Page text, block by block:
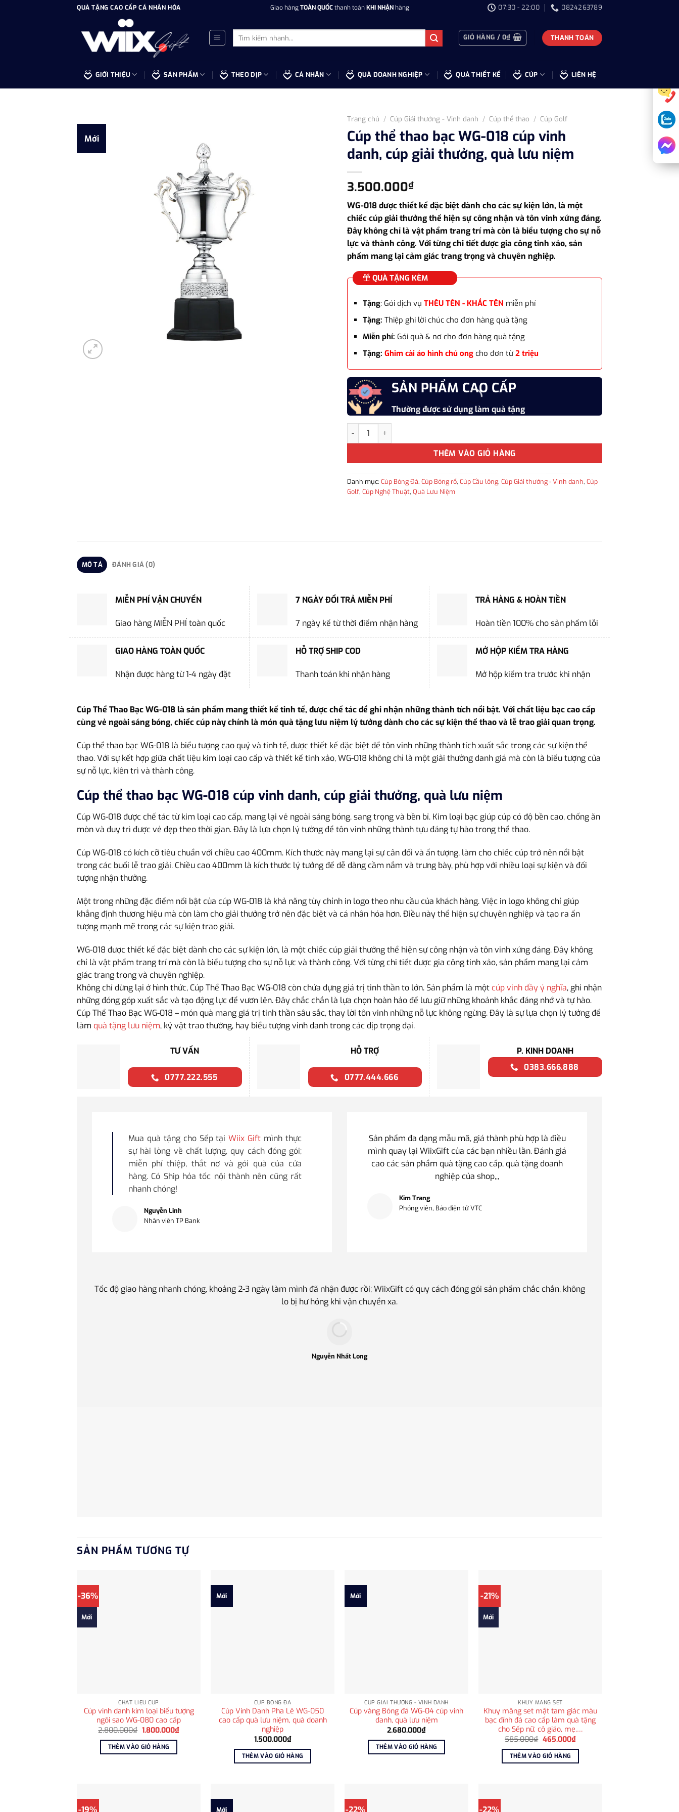
QUÀ TẶNG CAO CẤP CÁ NHÂN HÓA Giao hàngTOÀN QUỐCthanh toánKHI NHẬNhàng 07:30 - 22:00 0824263789
Tìm
kiếm:
GIỎ HÀNG / 0₫ THANH TOÁN
GIỚI THIỆU SẢN PHẨM THEO DỊP CÁ NHÂN QUÀ DOANH NGHIỆP QUÀ THIẾT KẾ CÚP LIÊN HỆ
Mới
Trang chủ / Cúp Giải thưởng - Vinh danh / Cúp thể thao / Cúp Golf
Cúp thể thao bạc WG-018 cúp vinh
danh, cúp giải thưởng, quà lưu niệm
3.500.000₫
WG-018 được thiết kế đặc biệt dành cho các sự kiện lớn, là một
chiếc cúp giải thưởng thể hiện sự công nhận và tôn vinh xứng đáng.
Đây không chỉ là vật phẩm trang trí mà còn là biểu tượng cho sự nỗ
lực và thành công. Với từng chi tiết được gia công tinh xảo, sản
phẩm mang lại cảm giác trang trọng và chuyên nghiệp.
QUÀ TẶNG KÈM
Tặng: Gói dịch vụ THÊU TÊN - KHẮC TÊN miễn phí
Tặng: Thiệp ghi lời chúc cho đơn hàng quà tặng
Miễn phí: Gói quà & nơ cho đơn hàng quà tặng
Tặng: Ghim cài áo hình chú ongcho đơn từ 2 triệu
SẢN PHẨM CAO CẤP
Thường được sử dụng làm quà tặng
Cúp thể thao bạc WG-018 cúp vinh danh, cúp giải thưởng, quà lưu niệm số lượng
THÊM VÀO GIỎ HÀNG
Danh mục: Cúp Bóng Đá, Cúp Bóng rổ, Cúp Cầu lông, Cúp Giải thưởng - Vinh danh, Cúp
Golf, Cúp Nghệ Thuật, Quà Lưu Niệm
MÔ TẢ ĐÁNH GIÁ (0)
MIỄN PHÍ VẬN CHUYỂN
Giao hàng MIỄN PHÍ toàn quốc
7 NGÀY ĐỔI TRẢ MIỄN PHÍ
7 ngày kể từ thời điểm nhận hàng
TRẢ HÀNG & HOÀN TIỀN
Hoàn tiền 100% cho sản phẩm lỗi
GIAO HÀNG TOÀN QUỐC
Nhận được hàng từ 1-4 ngày đặt
HỖ TRỢ SHIP COD
Thanh toán khi nhận hàng
MỞ HỘP KIỂM TRA HÀNG
Mở hộp kiểm tra trước khi nhận
Cúp Thể Thao Bạc WG-018 là sản phẩm mang thiết kế tinh tế, được chế tác để ghi nhận những thành tích nổi bật. Với chất liệu bạc cao cấp
cùng vẻ ngoài sáng bóng, chiếc cúp này chính là món quà tặng lưu niệm lý tưởng dành cho các sự kiện thể thao và lễ trao giải quan trọng.
Cúp thể thao bạc WG-018 là biểu tượng cao quý và tinh tế, được thiết kế đặc biệt để tôn vinh những thành tích xuất sắc trong các sự kiện thể
thao. Với sự kết hợp giữa chất liệu kim loại cao cấp và thiết kế tinh xảo, WG-018 không chỉ là một giải thưởng danh giá mà còn là biểu tượng của
sự nỗ lực, kiên trì và thành công.
Cúp thể thao bạc WG-018 cúp vinh danh, cúp giải thưởng, quà lưu niệm
Cúp WG-018 được chế tác từ kim loại cao cấp, mang lại vẻ ngoài sáng bóng, sang trọng và bền bỉ. Kim loại bạc giúp cúp có độ bền cao, chống ăn
mòn và duy trì được vẻ đẹp theo thời gian. Đây là lựa chọn lý tưởng để tôn vinh những thành tựu đáng tự hào trong thể thao.
Cúp WG-018 có kích cỡ tiêu chuẩn với chiều cao 400mm. Kích thước này mang lại sự cân đối và ấn tượng, làm cho chiếc cúp trở nên nổi bật
trong các buổi lễ trao giải. Chiều cao 400mm là kích thước lý tưởng để dễ dàng cầm nắm và trưng bày, phù hợp với nhiều loại sự kiện và đối
tượng nhận thưởng.
Một trong những đặc điểm nổi bật của cúp WG-018 là khả năng tùy chỉnh in logo theo nhu cầu của khách hàng. Việc in logo không chỉ giúp
khẳng định thương hiệu mà còn làm cho giải thưởng trở nên đặc biệt và cá nhân hóa hơn. Điều này thể hiện sự chuyên nghiệp và tạo ra ấn
tượng mạnh mẽ trong các sự kiện trao giải.
WG-018 được thiết kế đặc biệt dành cho các sự kiện lớn, là một chiếc cúp giải thưởng thể hiện sự công nhận và tôn vinh xứng đáng. Đây không
chỉ là vật phẩm trang trí mà còn là biểu tượng cho sự nỗ lực và thành công. Với từng chi tiết được gia công tinh xảo, sản phẩm mang lại cảm
giác trang trọng và chuyên nghiệp.
Không chỉ dừng lại ở hình thức, Cúp Thể Thao Bạc WG-018 còn chứa đựng giá trị tinh thần to lớn. Sản phẩm là một cúp vinh đầy ý nghĩa, ghi nhận
những đóng góp xuất sắc và tạo động lực để vươn lên. Đây chắc chắn là lựa chọn hoàn hảo để lưu giữ những khoảnh khắc đáng nhớ và tự hào.
Cúp Thể Thao Bạc WG-018 – món quà mang giá trị tinh thần sâu sắc, thay lời tôn vinh những nỗ lực không ngừng. Đây là sự lựa chọn lý tưởng để
làm quà tặng lưu niệm, kỷ vật trao thưởng, hay biểu tượng vinh danh trong các dịp trọng đại.
TƯ VẤN
0777.222.555
HỖ TRỢ
0777.444.666
P. KINH DOANH
0383.666.888
Mua quà tặng cho Sếp tạiWiix Gift mình thực
sự hài lòng về chất lượng, quy cách đóng gói;
miễn phí thiệp, thắt nơ và gói quà của cửa
hàng. Có Ship hỏa tốc nội thành nên cũng rất
nhanh chóng!
Nguyễn Linh
Nhân viên TP Bank
Sản phẩm đa dạng mẫu mã, giá thành phù hợp là điều
mình quay lại WiixGift của các bạn nhiều lần. Đánh giá
cao các sản phẩm quà tặng cao cấp, quà tặng doanh
nghiệp của shop,,,
Kim Trang
Phóng viên, Báo điện tử VTC
Tốc độ giao hàng nhanh chóng, khoảng 2-3 ngày làm mình đã nhận được rồi; WiixGift có quy cách đóng gói sản phẩm chắc chắn, không
lo bị hư hỏng khi vận chuyển xa.
Nguyễn Nhất Long
SẢN PHẨM TƯƠNG TỰ
-36%
Mới
CHẤT LIỆU CÚP
Cúp vinh danh kim loại biểu tượng
ngôi sao WG-080 cao cấp
2.800.000₫ Giá
là:
2.800.000₫.
1.800.000₫Giá
THÊM VÀO GIỎ HÀNG
Mới
CÚP BÓNG ĐÁ
Cúp Vinh Danh Pha Lê WG-050
cao cấp quà lưu niệm, quà doanh
nghiệp
1.500.000₫
THÊM VÀO GIỎ HÀNG
Mới
CÚP GIẢI THƯỞNG - VINH DANH
Cúp vàng Bóng đá WG-04 cúp vinh
danh, quà lưu niệm
2.680.000₫
THÊM VÀO GIỎ HÀNG
-21%
Mới
KHUY MĂNG SET
Khuy măng set mặt tam giác màu
bạc đính đá cao cấp làm quà tặng
cho Sếp nữ, cô giáo, mẹ,…
585.000₫ Giá
là:
585.000₫.
465.000₫Giá
tại
là:
THÊM VÀO GIỎ HÀNG
-19% Mới -22% -22%